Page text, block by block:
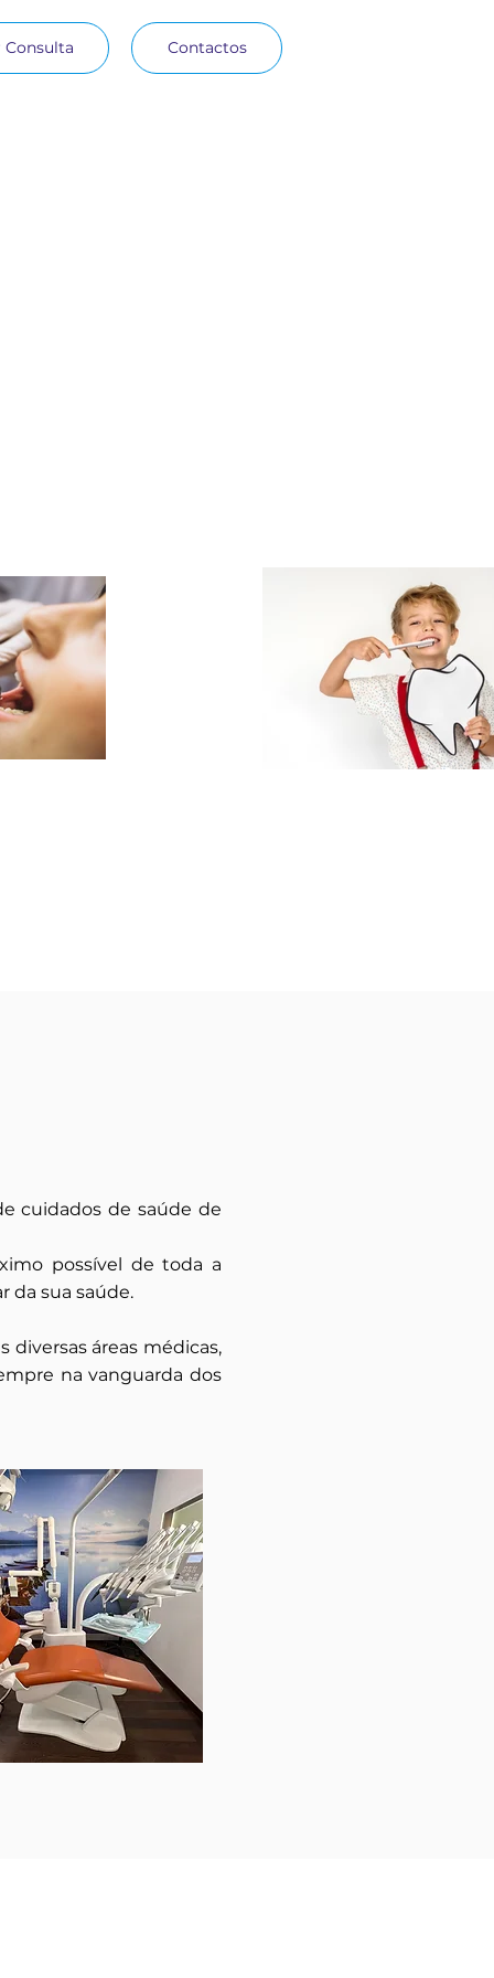
Contactos
cuidados de saúde de
possível de toda a
da sua saúde.
diversas áreas médicas,
na vanguarda dos